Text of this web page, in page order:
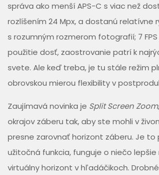
správa ako menší APS-C s viac než
rozlíšením 24 Mpx, a dostanú relatívne
s rozumným rozmerom fotografií; 7
použitie dosť, zaostrovanie patrí k
svete. Ale keď treba, je tu stále režim
obrovskou mierou flexibility v
Zaujímavá novinka je Split Screen Zoom
okrajov záberu tak, aby ste mohli v
presne zarovnať horizont záberu. Je to
užitočná funkcia, funguje o niečo lepšie
virtuálny horizont v hľadáčikoch.